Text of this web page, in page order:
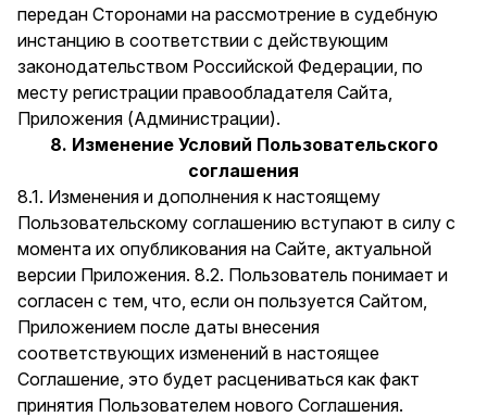
передан Сторонами на рассмотрение в судебную
инстанцию в соответствии с действующим
законодательством Российской Федерации, по
месту регистрации правообладателя Сайта,
Приложения (Администрации).
8. Изменение Условий Пользовательского
соглашения
8.1. Изменения и дополнения к настоящему
Пользовательскому соглашению вступают в силу с
момента их опубликования на Сайте, актуальной
версии Приложения. 8.2. Пользователь понимает и
согласен с тем, что, если он пользуется Сайтом,
Приложением после даты внесения
соответствующих изменений в настоящее
Соглашение, это будет расцениваться как факт
принятия Пользователем нового Соглашения.